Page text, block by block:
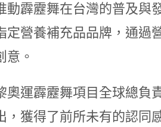
動霹靂舞在台灣的普及與
定營養補充品品牌，通過
意。
奧運霹靂舞項目全球總負
，獲得了前所未有的認同